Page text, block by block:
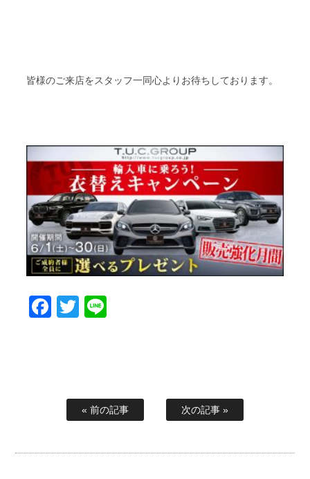
皆様のご来店をスタッフ一同心よりお待ちしております。
Facebook
Twitter
« 前の記事 次の記事 »